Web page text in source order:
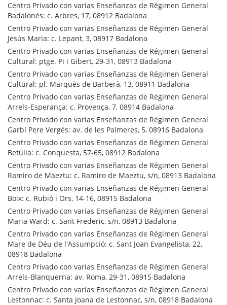
Centro Privado con varias Enseñanzas de Régimen General
Badalonès: c. Arbres, 17, 08912 Badalona
Centro Privado con varias Enseñanzas de Régimen General
Jesús Maria: c. Lepant, 3, 08917 Badalona
Centro Privado con varias Enseñanzas de Régimen General
Cultural: ptge. Pi i Gibert, 29-31, 08913 Badalona
Centro Privado con varias Enseñanzas de Régimen General
Cultural: pl. Marquès de Barberà, 13, 08911 Badalona
Centro Privado con varias Enseñanzas de Régimen General
Arrels-Esperança: c. Provença, 7, 08914 Badalona
Centro Privado con varias Enseñanzas de Régimen General
Garbí Pere Vergés: av. de les Palmeres, 5, 08916 Badalona
Centro Privado con varias Enseñanzas de Régimen General
Betúlia: c. Conquesta, 57-65, 08912 Badalona
Centro Privado con varias Enseñanzas de Régimen General
Ramiro de Maeztu: c. Ramiro de Maeztu, s/n, 08913 Badalona
Centro Privado con varias Enseñanzas de Régimen General
Boix: c. Rubió i Ors, 14-16, 08915 Badalona
Centro Privado con varias Enseñanzas de Régimen General
Maria Ward: c. Sant Frederic, s/n, 08913 Badalona
Centro Privado con varias Enseñanzas de Régimen General
Mare de Déu de l'Assumpció: c. Sant Joan Evangelista, 22,
08918 Badalona
Centro Privado con varias Enseñanzas de Régimen General
Arrels-Blanquerna: av. Roma, 29-31, 08915 Badalona
Centro Privado con varias Enseñanzas de Régimen General
Lestonnac: c. Santa Joana de Lestonnac, s/n, 08918 Badalona